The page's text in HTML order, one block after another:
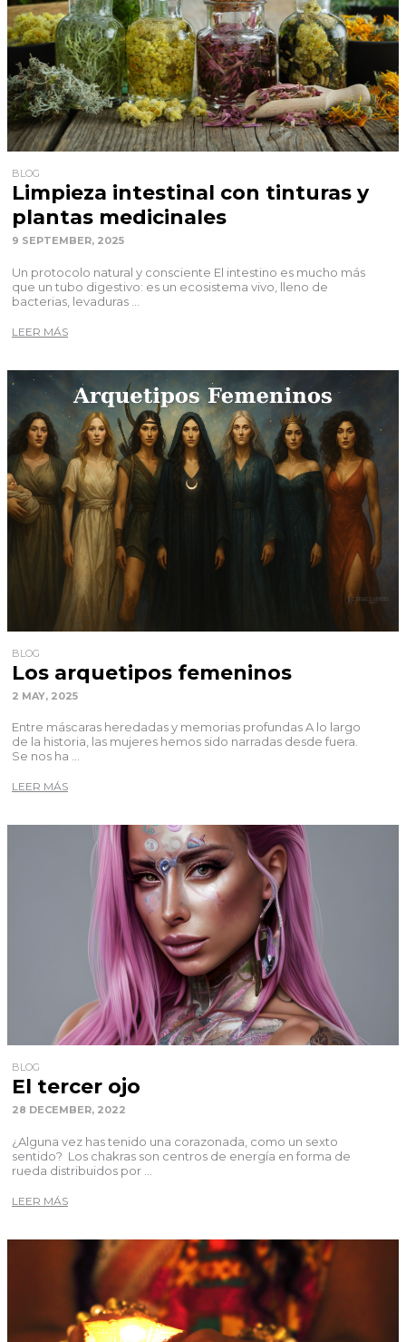
BLOG
Limpieza intestinal con tinturas y
plantas medicinales
9 SEPTEMBER, 2025
Un protocolo natural y consciente El intestino es mucho más
que un tubo digestivo: es un ecosistema vivo, lleno de
bacterias, levaduras ...
LEER MÁS
BLOG
Los arquetipos femeninos
2 MAY, 2025
Entre máscaras heredadas y memorias profundas A lo largo
de la historia, las mujeres hemos sido narradas desde fuera.
Se nos ha ...
LEER MÁS
BLOG
El tercer ojo
28 DECEMBER, 2022
¿Alguna vez has tenido una corazonada, como un sexto
sentido? Los chakras son centros de energía en forma de
rueda distribuidos por ...
LEER MÁS